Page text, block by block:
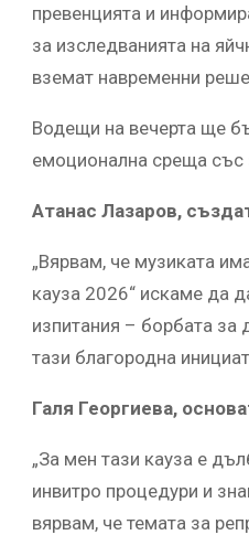
превенцията и
за изследванията на
вземат навременни
Водещи на вечерта ще
емоционална среща със
Атанас Лазаров,
„Вярвам, че музиката
кауза 2026“ искаме да
изпитания – борбата за
тази благородна
Галя Георгиева,
„За мен тази кауза е
инвитро процедури и
вярвам, че темата за